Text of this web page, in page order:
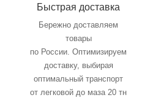
Быстрая доставка
Бережно доставляем
товары
по России. Оптимизируем
доставку, выбирая
оптимальный транспорт
от легковой до маза 20 тн